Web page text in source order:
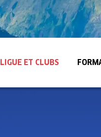
LIGUE ET CLUBS